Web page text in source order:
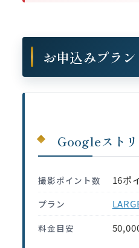
お申込みプラン
Googleスト
撮影ポイント数 16ポ
プラン
料金目安